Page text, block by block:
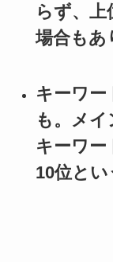
らず、上
場合もあ
キーワ
も。メ
キーワー
10位とい